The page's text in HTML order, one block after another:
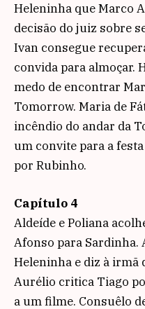
Heleninha que Marco
decisão do juiz sobre
Ivan consegue
convida para almoçar.
medo de encontrar
Tomorrow. Maria de
incêndio do andar da
um convite para a
por Rubinho.
Capítulo 4
Aldeíde e Poliana
Afonso para Sardinha.
Heleninha e diz à irmã
Aurélio critica Tiago
a um filme. Consuêlo